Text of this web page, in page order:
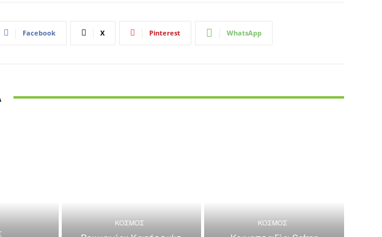
Facebook X Pinterest WhatsApp
ΚΟΣΜΟΣ ΚΟΣΜΟΣ